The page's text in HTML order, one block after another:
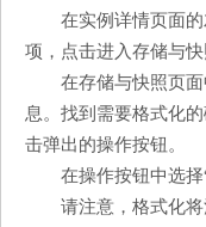
在实例详情页面
项，点击进入存储与快
在存储与快照页
息。找到需要格式化
击弹出的操作按钮。
在操作按钮中选择
请注意，格式化